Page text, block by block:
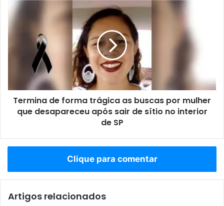
Termina de forma trágica as buscas por mulher
que desapareceu após sair de sítio no interior
de SP
Clique para comentar
Artigos relacionados